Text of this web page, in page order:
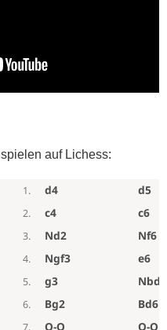
auf Lichess: